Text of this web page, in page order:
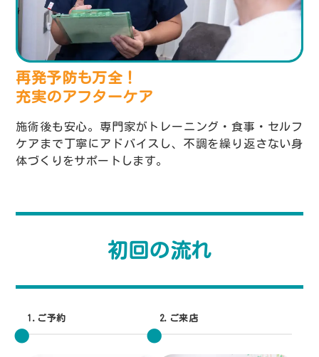
再発予防も万全！
充実のアフターケア
施術後も安心。専門家がトレーニング・食事・セルフ
ケアまで丁寧にアドバイスし、不調を繰り返さない身
体づくりをサポートします。
初回の流れ
1.ご予約 2.ご来店